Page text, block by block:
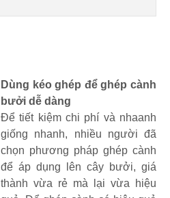
Dùng kéo ghép để ghép cành
bưởi dễ dàng
Để tiết kiệm chi phí và nhaanh
giống nhanh, nhiều người đã
chọn phương pháp ghép cành
để áp dụng lên cây bưởi, giá
thành vừa rẻ mà lại vừa hiệu